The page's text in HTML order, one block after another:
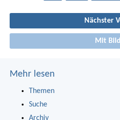
Nächster
Mit Bild
Mehr lesen
Themen
Suche
Archiv